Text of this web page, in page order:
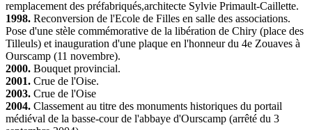
remplacement des préfabriqués,architecte Sylvie Primault-Caillette.
1998. Reconversion de l'Ecole de Filles en salle des associations.
Pose d'une stèle commémorative de la libération de Chiry (place des
Tilleuls) et inauguration d'une plaque en l'honneur du 4e Zouaves à
Ourscamp (11 novembre).
2000. Bouquet provincial.
2001. Crue de l'Oise.
2003. Crue de l'Oise
2004. Classement au titre des monuments historiques du portail
médiéval de la basse-cour de l'abbaye d'Ourscamp (arrêté du 3